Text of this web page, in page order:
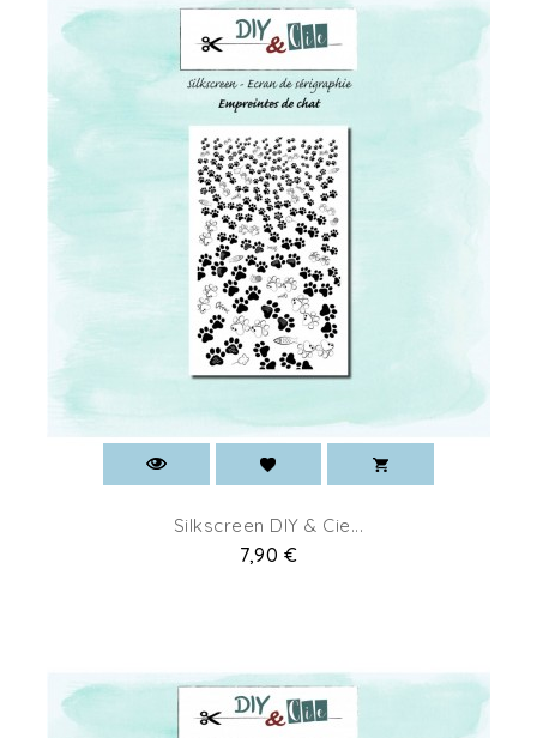
Silkscreen DIY & Cie...
Prix
7,90 €